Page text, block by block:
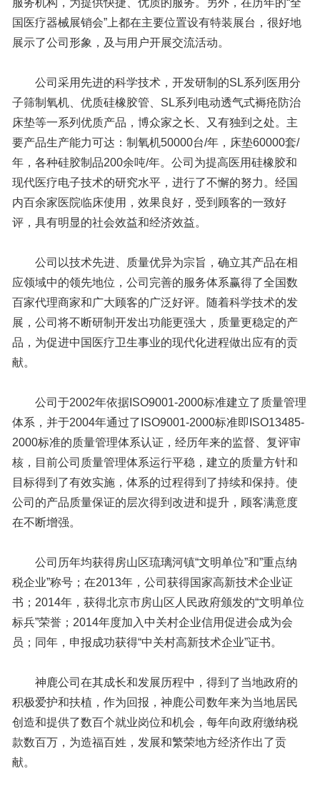
服务机构，为提供快捷、优质的服务。另外，在历年的“全
国医疗器械展销会”上都在主要位置设有特装展台，很好地
展示了公司形象，及与用户开展交流活动。
公司采用先进的科学技术，开发研制的SL系列医用分
子筛制氧机、优质硅橡胶管、SL系列电动透气式褥疮防治
床垫等一系列优质产品，博众家之长、又有独到之处。主
要产品生产能力可达：制氧机50000台/年，床垫60000套/
年，各种硅胶制品200余吨/年。公司为提高医用硅橡胶和
现代医疗电子技术的研究水平，进行了不懈的努力。经国
内百余家医院临床使用，效果良好，受到顾客的一致好
评，具有明显的社会效益和经济效益。
公司以技术先进、质量优异为宗旨，确立其产品在相
应领域中的领先地位，公司完善的服务体系赢得了全国数
百家代理商家和广大顾客的广泛好评。随着科学技术的发
展，公司将不断研制开发出功能更强大，质量更稳定的产
品，为促进中国医疗卫生事业的现代化进程做出应有的贡
献。
公司于2002年依据ISO9001-2000标准建立了质量管理
体系，并于2004年通过了ISO9001-2000标准即ISO13485-
2000标准的质量管理体系认证，经历年来的监督、复评审
核，目前公司质量管理体系运行平稳，建立的质量方针和
目标得到了有效实施，体系的过程得到了持续和保持。使
公司的产品质量保证的层次得到改进和提升，顾客满意度
在不断增强。
公司历年均获得房山区琉璃河镇“文明单位”和”重点纳
税企业”称号；在2013年，公司获得国家高新技术企业证
书；2014年，获得北京市房山区人民政府颁发的“文明单位
标兵”荣誉；2014年度加入中关村企业信用促进会成为会
员；同年，申报成功获得“中关村高新技术企业”证书。
神鹿公司在其成长和发展历程中，得到了当地政府的
积极爱护和扶植，作为回报，神鹿公司数年来为当地居民
创造和提供了数百个就业岗位和机会，每年向政府缴纳税
款数百万，为造福百姓，发展和繁荣地方经济作出了贡
献。